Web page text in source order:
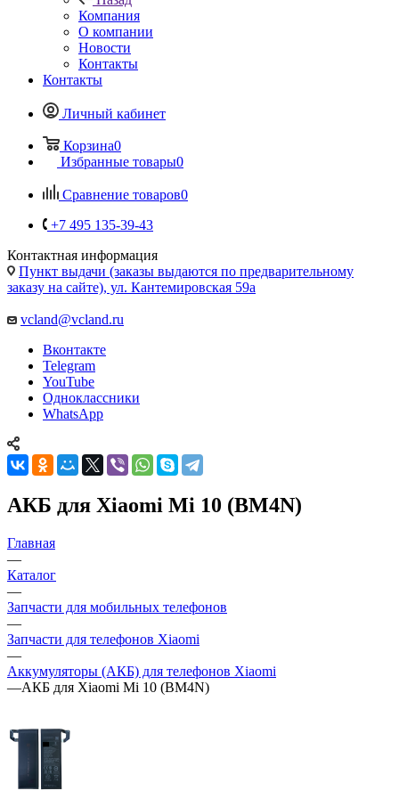
Компания
О компании
Новости
Контакты
Контакты
Личный кабинет
Корзина0
Избранные товары0
Сравнение товаров0
+7 495 135-39-43
Контактная информация
Пункт выдачи (заказы выдаются по предварительному
заказу на сайте), ул. Кантемировская 59а
vcland@vcland.ru
Вконтакте
Telegram
YouTube
Одноклассники
WhatsApp
АКБ для Xiaomi Mi 10 (BM4N)
Главная
—
Каталог
—
Запчасти для мобильных телефонов
—
Запчасти для телефонов Xiaomi
—
Аккумуляторы (АКБ) для телефонов Xiaomi
—АКБ для Xiaomi Mi 10 (BM4N)